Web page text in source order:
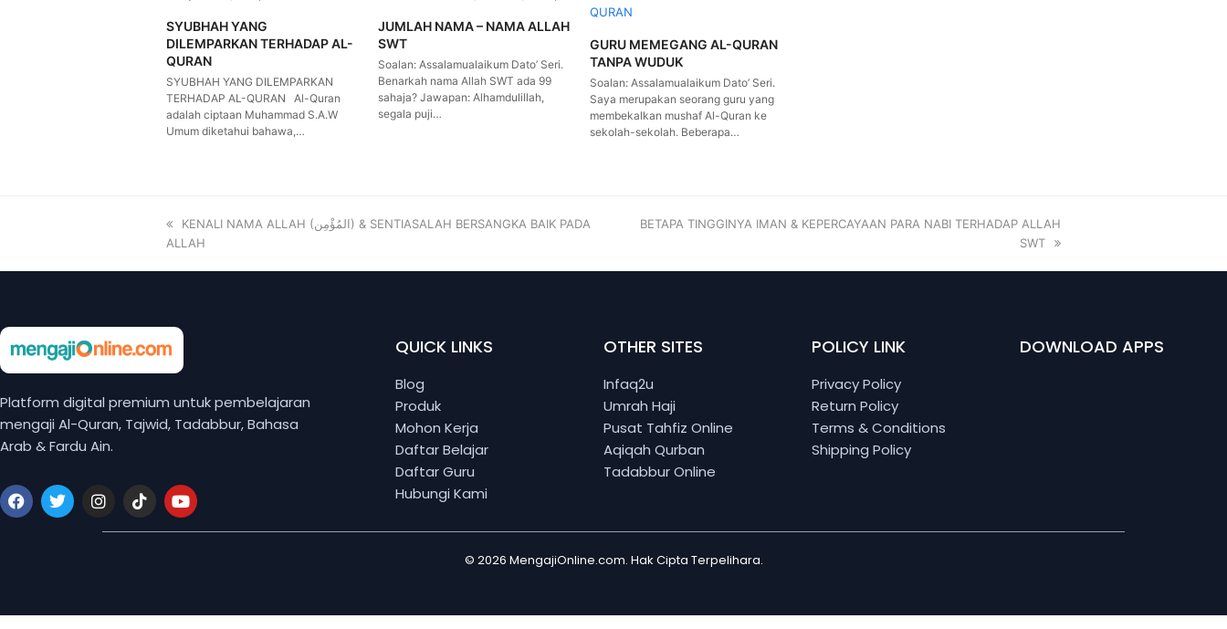
SYUBHAH YANG
DILEMPARKAN TERHADAP AL-
QURAN
SYUBHAH YANG DILEMPARKAN
TERHADAP AL-QURAN Al-Quran
adalah ciptaan Muhammad S.A.W
Umum diketahui bahawa,…
JUMLAH NAMA – NAMA ALLAH
SWT
Soalan: Assalamualaikum Dato’ Seri.
Benarkah nama Allah SWT ada 99
sahaja? Jawapan: Alhamdulillah,
segala puji…
GURU MEMEGANG AL-QURAN
TANPA WUDUK
Soalan: Assalamualaikum Dato’ Seri.
Saya merupakan seorang guru yang
membekalkan mushaf Al-Quran ke
sekolah-sekolah. Beberapa…
KENALI NAMA ALLAH (المُؤْمِن) & SENTIASALAH BERSANGKA BAIK PADA
ALLAH
BETAPA TINGGINYA IMAN & KEPERCAYAAN PARA NABI TERHADAP ALLAH
SWT
Platform digital premium untuk pembelajaran
mengaji Al-Quran, Tajwid, Tadabbur, Bahasa
Arab & Fardu Ain.
QUICK LINKS
Blog
Produk
Mohon Kerja
Daftar Belajar
Daftar Guru
Hubungi Kami
OTHER SITES
Infaq2u
Umrah Haji
Pusat Tahfiz Online
Aqiqah Qurban
Tadabbur Online
POLICY LINK
Privacy Policy
Return Policy
Terms & Conditions
Shipping Policy
DOWNLOAD APPS
© 2026 MengajiOnline.com. Hak Cipta Terpelihara.